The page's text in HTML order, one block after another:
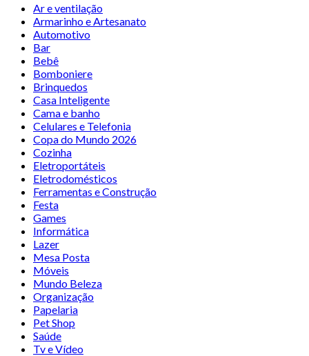
Ar e ventilação
Armarinho e Artesanato
Automotivo
Bar
Bebê
Bomboniere
Brinquedos
Casa Inteligente
Cama e banho
Celulares e Telefonia
Copa do Mundo 2026
Cozinha
Eletroportáteis
Eletrodomésticos
Ferramentas e Construção
Festa
Games
Informática
Lazer
Mesa Posta
Móveis
Mundo Beleza
Organização
Papelaria
Pet Shop
Saúde
Tv e Vídeo